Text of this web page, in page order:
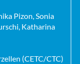
Pizon, Sonia
Katharina
(CETC/CTC)